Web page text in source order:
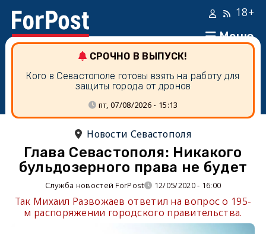
Меню
18+
СРОЧНО В ВЫПУСК!
Кого в Севастополе готовы взять на работу для
защиты города от дронов
пт, 07/08/2026 - 15:13
Новости Севастополя
Глава Севастополя: Никакого
бульдозерного права не будет
Служба новостей ForPost 12/05/2020 - 16:00
Так Михаил Развожаев ответил на вопрос о 195-
м распоряжении городского правительства.